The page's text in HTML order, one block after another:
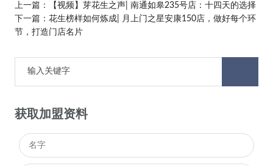
上一篇：
【视频】芽花生之声| 南通如皋235号店：十四天的选择
下一篇：花生榜样如何炼成| 月上门之星安康150店，做好每个环
节，打造门店名片
获取加盟资料